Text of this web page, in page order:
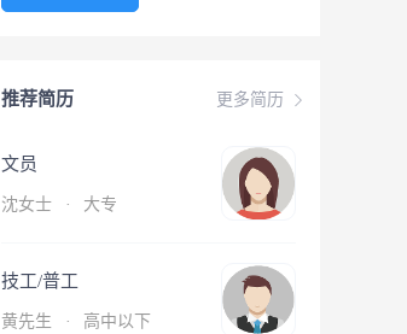
更多简历
推荐简历
文员
沈女士 · 大专
技工/普工
黄先生 · 高中以下